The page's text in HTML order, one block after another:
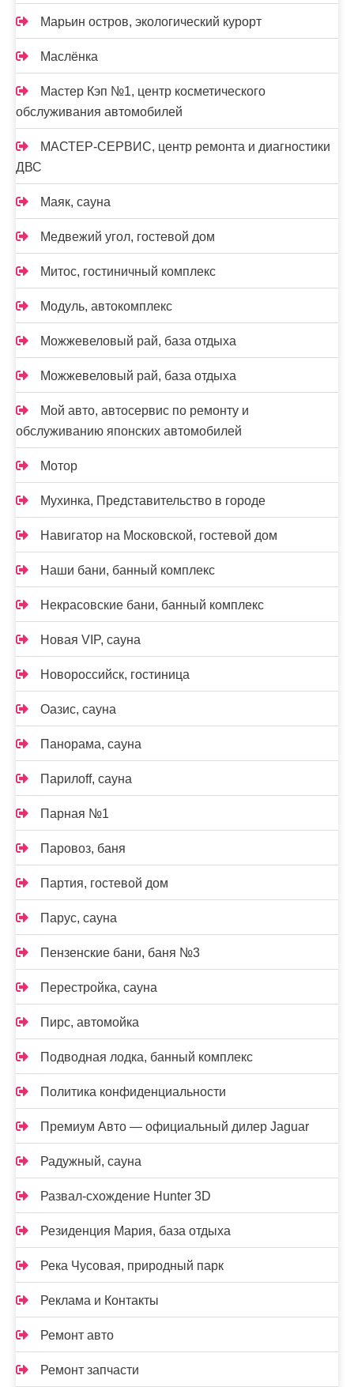
Марьин остров, экологический курорт
Маслёнка
Мастер Кэп №1, центр косметического
обслуживания автомобилей
МАСТЕР-СЕРВИС, центр ремонта и диагностики
ДВС
Маяк, сауна
Медвежий угол, гостевой дом
Митос, гостиничный комплекс
Модуль, автокомплекс
Можжевеловый рай, база отдыха
Можжевеловый рай, база отдыха
Мой авто, автосервис по ремонту и
обслуживанию японских автомобилей
Мотор
Мухинка, Представительство в городе
Навигатор на Московской, гостевой дом
Наши бани, банный комплекс
Некрасовские бани, банный комплекс
Новая VIP, сауна
Новороссийск, гостиница
Оазис, сауна
Панорама, сауна
Парилоff, сауна
Парная №1
Паровоз, баня
Партия, гостевой дом
Парус, сауна
Пензенские бани, баня №3
Перестройка, сауна
Пирс, автомойка
Подводная лодка, банный комплекс
Политика конфиденциальности
Премиум Авто — официальный дилер Jaguar
Радужный, сауна
Развал-схождение Hunter 3D
Резиденция Мария, база отдыха
Река Чусовая, природный парк
Реклама и Контакты
Ремонт авто
Ремонт запчасти